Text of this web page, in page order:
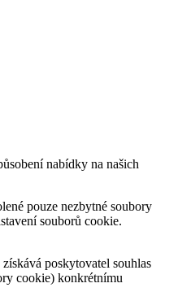
nabídky na našich
pouze nezbytné soubory
souborů cookie.
poskytovatel souhlas
cookie) konkrétnímu